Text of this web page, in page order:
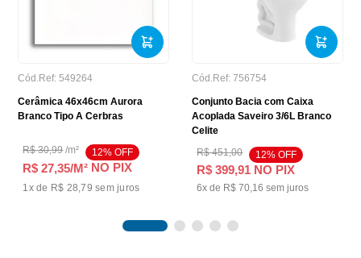
Cód.Ref: 549264
Cerâmica 46x46cm Aurora
Branco Tipo A Cerbras
R$ 30,99/m² 12% OFF
R$ 27,35/M² NO PIX
1x de R$ 28,79 sem juros
Cód.Ref: 756754
Conjunto Bacia com Caixa
Acoplada Saveiro 3/6L Branco
Celite
R$ 451,00 12% OFF
R$ 399,91 NO PIX
6x de R$ 70,16 sem juros